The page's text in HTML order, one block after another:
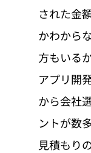
された金
かわから
方もいる
アプリ開
から会社
ントが数
見積もり